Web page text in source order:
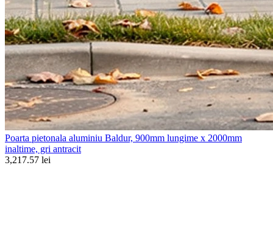
Poarta pietonala aluminiu Baldur, 900mm lungime x 2000mm
inaltime, gri antracit
3,217.57 lei